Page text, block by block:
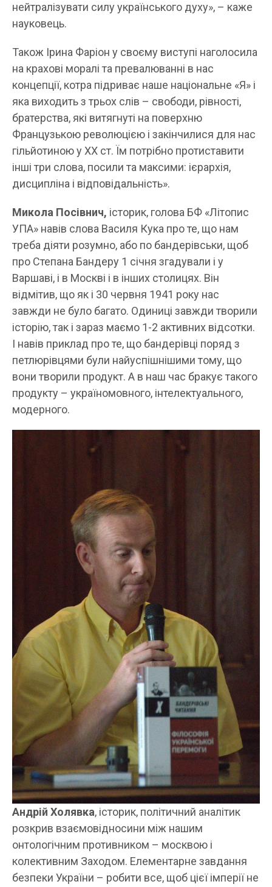
нейтралізувати силу українського духу», – каже
науковець.
Також Ірина Фаріон у своєму виступі наголосила
на крахові моралі та превалюванні в нас
концепції, котра підриває наше національне «Я» і
яка виходить з трьох слів – свободи, рівності,
братерства, які витягнуті на поверхню
Французькою революцією і закінчилися для нас
гільйотиною у ХХ ст. Їм потрібно протиставити
інші три слова, посили та максими: ієрархія,
дисципліна і відповідальність».
Микола Посівнич, історик, голова БФ «Літопис
УПА» навів слова Василя Кука про те, що нам
треба діяти розумно, або по бандерівськи, щоб
про Степана Бандеру 1 січня згадували і у
Варшаві, і в Москві і в інших столицях. Він
відмітив, що як і 30 червня 1941 року нас
завжди не було багато. Одиниці завжди творили
історію, так і зараз маємо 1-2 активних відсотки.
І навів приклад про те, що бандерівці поряд з
петлюрівцями були найуспішнішими тому, що
вони творили продукт. А в наш час бракує такого
продукту – україномовного, інтелектуального,
модерного.
Андрій Холявка, історик, політичний аналітик
розкрив взаємовідносини між нашим
онтологічним противником – москвою і
колективним Заходом. Елементарне завдання
безпеки України – робити все, щоб цієї імперії не